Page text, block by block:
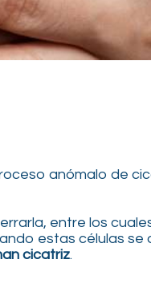
anómalo de
entre los
estas células se
cicatriz.